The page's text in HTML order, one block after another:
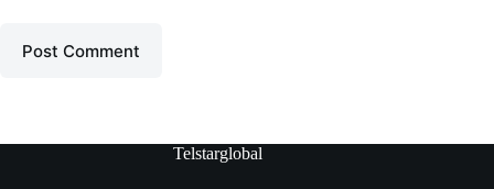
Post Comment
Telstarglobal